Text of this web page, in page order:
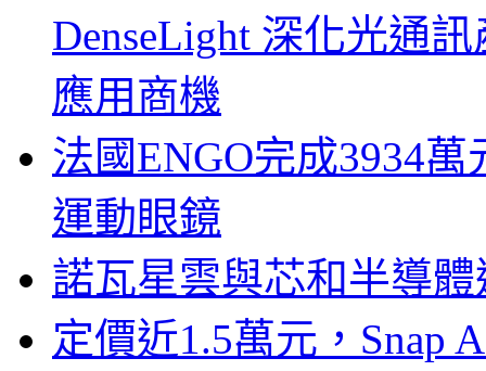
DenseLight 深化光通
應用商機
法國ENGO完成3934
運動眼鏡
諾瓦星雲與芯和半導
定價近1.5萬元，Snap